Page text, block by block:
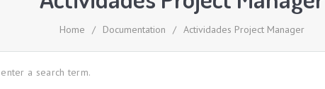
Home / Documentation / Actividades Project Manager